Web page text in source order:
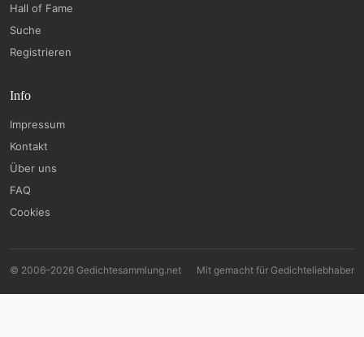
Hall of Fame
Suche
Registrieren
Info
Impressum
Kontakt
Über uns
FAQ
Cookies
© 2006–2026 Gedichtesammlung.net Mit gemacht für Gedichteliebhaber